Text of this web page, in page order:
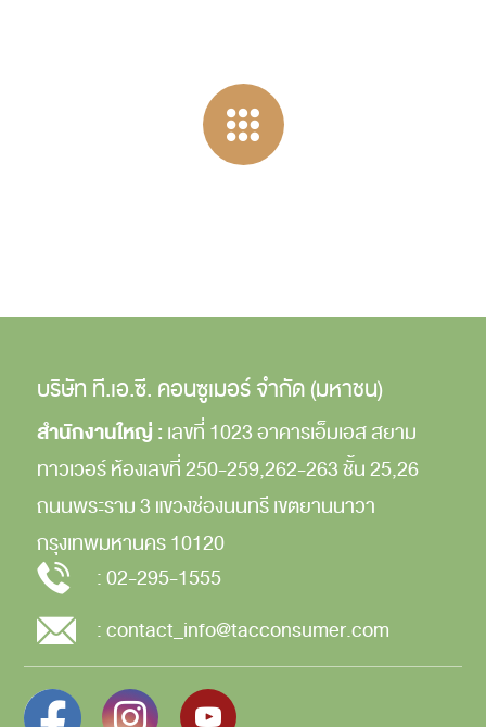
บริษัท ที.เอ.ซี. คอนซูเมอร์ จำกัด (มหาชน)
สำนักงานใหญ่ : เลขที่ 1023 อาคารเอ็มเอส สยาม
ทาวเวอร์ห้องเลขที่ 250-259,262-263ชั้น 25,26
ถนนพระราม 3 แขวงช่องนนทรีเขตยานนาวา
กรุงเทพมหานคร10120
:02-295-1555
:contact_info@tacconsumer.com